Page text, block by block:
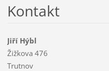
Kontakt
Jiří Hýbl
Žižkova 476
Trutnov